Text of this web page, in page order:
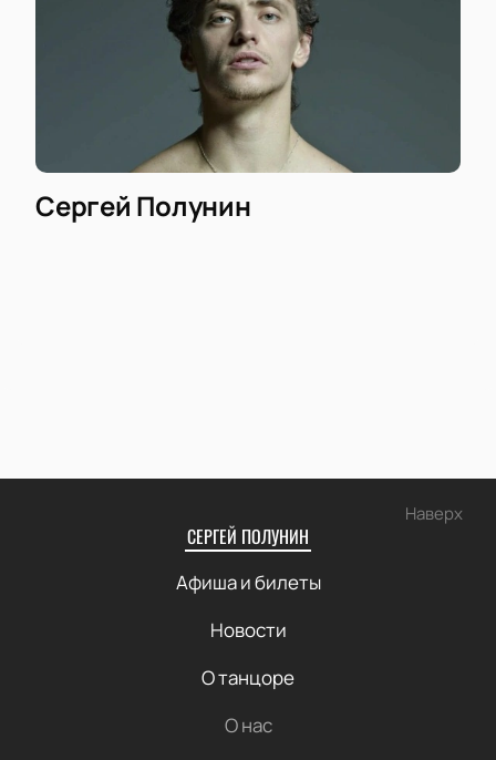
Сергей Полунин
Наверх
СЕРГЕЙ ПОЛУНИН
Афиша и билеты
Новости
О танцоре
О нас